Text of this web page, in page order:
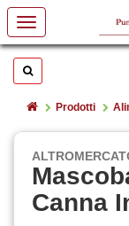
Cerca
HomeProdotti
Canna